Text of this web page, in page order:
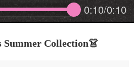
0:10/0:10
Collection👗